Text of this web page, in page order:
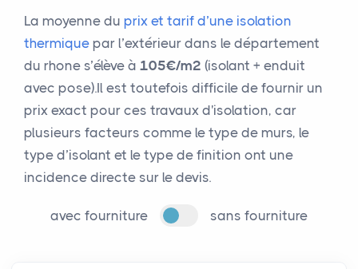
La moyenne du prix et tarif d’une isolation
thermique par l’extérieur dans le département
du rhone s’élève à 105€/m² (isolant + enduit
avec pose).Il est toutefois difficile de fournir un
prix exact pour ces travaux d'isolation, car
plusieurs facteurs comme le type de murs, le
type d’isolant et le type de finition ont une
incidence directe sur le devis.
avec fourniture sans fourniture